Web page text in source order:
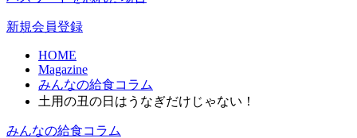
新規会員登録
HOME
Magazine
みんなの給食コラム
土用の丑の日はうなぎだけじゃない！
みんなの給食コラム